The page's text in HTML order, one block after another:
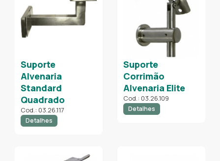
Suporte
Alvenaria
Standard
Quadrado
Cod.: 03.26.117
Detalhes
Suporte
Corrimão
Alvenaria Elite
Cod.: 03.26.109
Detalhes